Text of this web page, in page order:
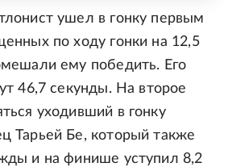
ушел в гонку первым
по ходу гонки на 12,5
ему победить. Его
46,7 секунды. На второе
уходивший в гонку
Тарьей Бе, который также
и на финише уступил 8,2